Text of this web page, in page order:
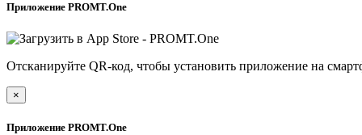
Приложение PROMT.One
Отсканируйте QR-код, чтобы установить приложение на
×
Приложение PROMT.One